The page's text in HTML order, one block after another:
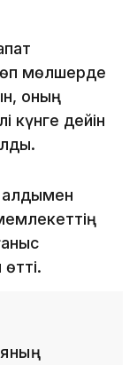
мөлшерде
оның
күнге дейін
алдымен